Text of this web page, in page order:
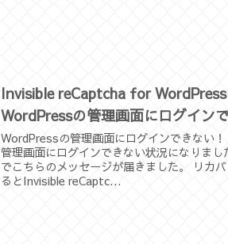
Invisible reCaptcha for
WordPressの管理画面にログイン
WordPressの管理画面にログインできない
管理画面にログインできない状況になりま
でこちらのメッセージが届きました。 リカ
るとInvisible reCaptc...